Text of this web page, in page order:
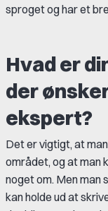
sproget og har et
Hvad er
der
ekspert?
Det er vigtigt, at
området, og at man
noget om. Men man
kan holde ud at